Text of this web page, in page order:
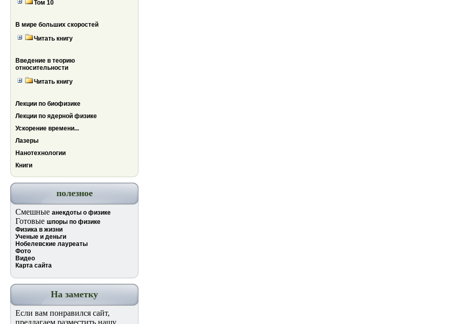
Том 10
В мире больших скоростей
Читать книгу
Введение в теорию
относительности
Читать книгу
Лекции по биофизике
Лекции по ядерной физике
Ускорение времени...
Лазеры
Нанотехнологии
Книги
полезное
Смешные анекдоты о физике
Готовые шпоры по физике
Физика в жизни
Ученые и деньги
Нобелевские лауреаты
Фото
Видео
Карта сайта
На заметку
Если вам понравился сайт,
предлагаем разместить нашу